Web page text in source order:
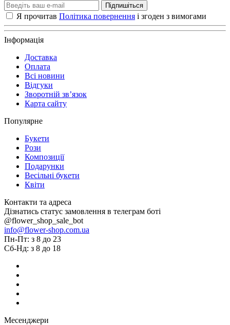
Підпишіться
Я прочитав Політика повернення і згоден з вимогами
Інформація
Доставка
Оплата
Всі новини
Відгуки
Зворотній зв’язок
Карта сайту
Популярне
Букети
Рози
Композиції
Подарунки
Весільні букети
Квіти
Контакти та адреса
Дізнатись статус замовлення в телеграм боті
@flower_shop_sale_bot
info@flower-shop.com.ua
Пн-Пт: з 8 до 23
Сб-Нд: з 8 до 18
Месенджери